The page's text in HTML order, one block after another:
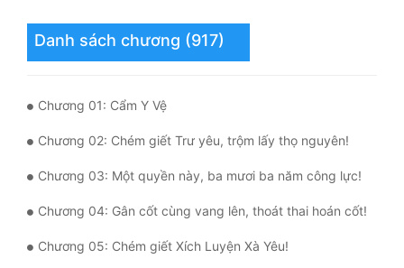
Ngôn Tình
Ngược
Nữ Phụ
Phong Thủy - Tâm Linh
Phương Tây
Phản Phái
Danh sách chương (917)
Chương 01: Cẩm Y Vệ
Chương 02: Chém giết Trư yêu, trộm lấy thọ nguyên!
Chương 03: Một quyền này, ba mươi ba năm công lực!
Chương 04: Gân cốt cùng vang lên, thoát thai hoán cốt!
Chương 05: Chém giết Xích Luyện Xà Yêu!